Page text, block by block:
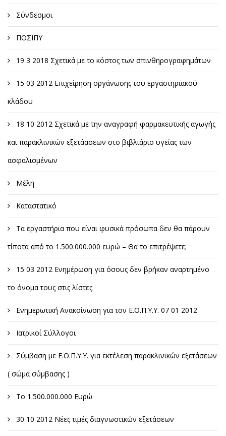
Σύνδεσμοι
ΠΟΣΙΠΥ
19 3 2018 Σχετικά με το κόστος των σπινθηρογραφημάτων
15 03 2012 Επιχείρηση οργάνωσης του εργαστηριακού
κλάδου
18 10 2012 Σχετικά με την αναγραφή φαρμακευτικής αγωγής
και παρακλινικών εξετάασεων στο βιβλιάριο υγείας των
ασφαλισμένων
Μέλη
Καταστατικό
Τα εργαστήρια που είναι φυσικά πρόσωπα δεν θα πάρουν
τίποτα από το 1.500.000.000 ευρώ – Θα το επιτρέψετε;
15 03 2012 Ενημέρωση για όσους δεν βρήκαν αναρτημένο
το όνομα τους στις λίστες
Ενημερωτική Ανακοίνωση για τον Ε.Ο.Π.Υ.Υ. 07 01 2012
Ιατρικοί Σύλλογοι
Σύμβαση με Ε.Ο.Π.Υ.Υ. για εκτέλεση παρακλινικών εξετάσεων
( σώμα σύμβασης )
Το 1.500.000.000 Ευρώ
30 10 2012 Νέες τιμές διαγνωστικών εξετάσεων